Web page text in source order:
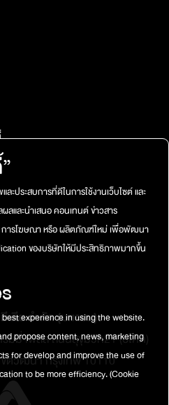
เดีย จำกัด (มหาชน)
รมมี่ เพลส ถนนสุขุมวิท21 (อโศก)
ขตวัฒนา กรุงเทพ 10110
ะประสบการที่ดีในการใช้งานเว็บไซต์ และ
ลและนำเสนอ คอนเทนต์ ข่าวสาร
ารโฆษณา หรือ ผลิตภัณฑ์ใหม่ เพื่อพัฒนา
ของบริษัทให้มีประสิทธิภาพมากขึ้น
experience in using the website.
propose content, news, marketing
for develop and improve the use of
to be more efficiency.(Cookie